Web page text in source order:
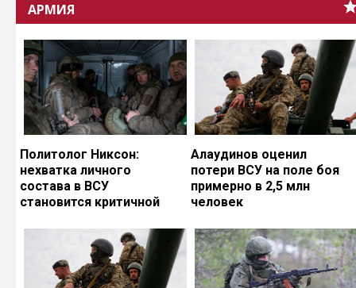
АРМИЯ
Политолог Никсон:
нехватка личного
состава в ВСУ
становится критичной
Алаудинов оценил
потери ВСУ на поле боя
примерно в 2,5 млн
человек